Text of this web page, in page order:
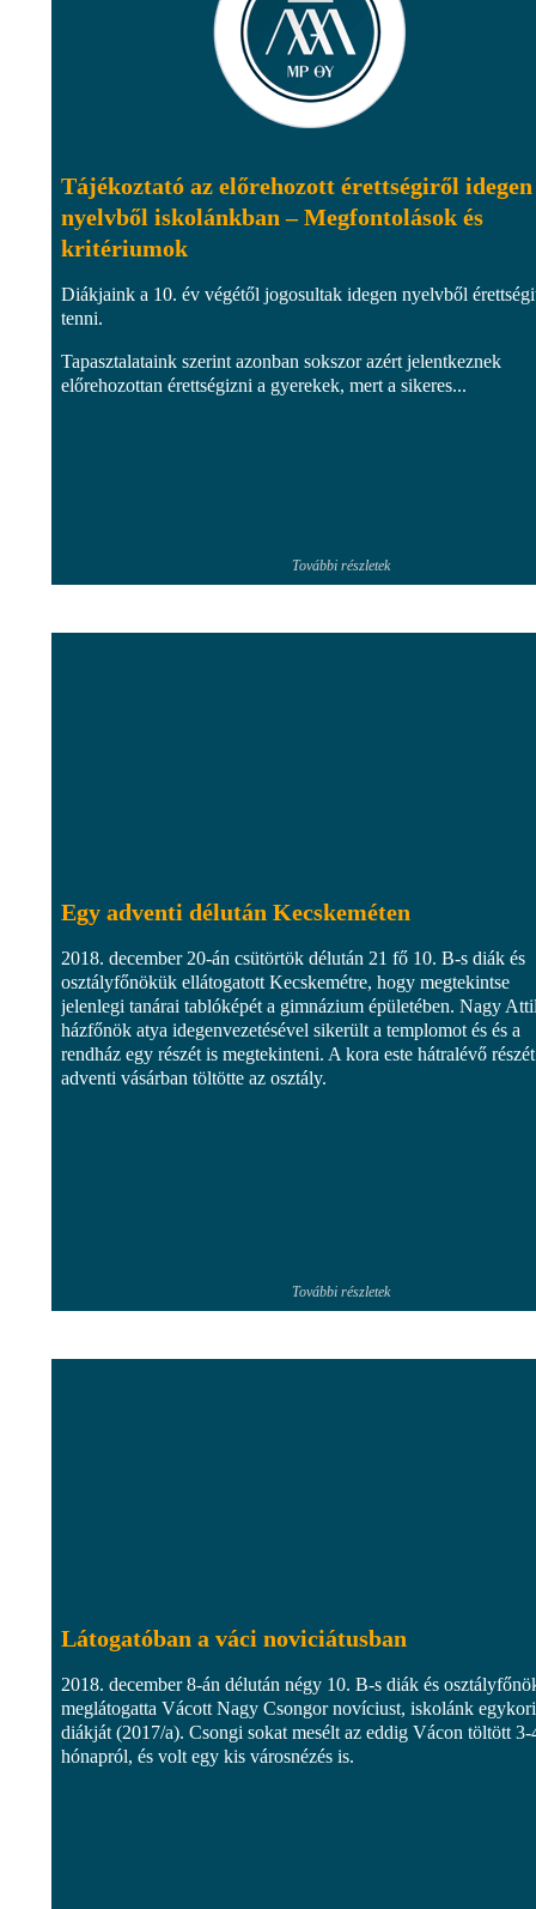
Tájékoztató az előrehozott érettségiről idegen
nyelvből iskolánkban – Megfontolások és
kritériumok
Diákjaink a 10. év végétől jogosultak idegen nyelvből
tenni.
Tapasztalataink szerint azonban sokszor azért jelentkeznek
előrehozottan érettségizni a gyerekek, mert a sikeres...
További részletek
Egy adventi délután Kecskeméten
2018. december 20-án csütörtök délután 21 fő 10. B-s diák és
osztályfőnökük ellátogatott Kecskemétre, hogy megtekintse
jelenlegi tanárai tablóképét a gimnázium épületében. Nagy
házfőnök atya idegenvezetésével sikerült a templomot és és a
rendház egy részét is megtekinteni. A kora este hátralévő
adventi vásárban töltötte az osztály.
További részletek
Látogatóban a váci noviciátusban
2018. december 8-án délután négy 10. B-s diák és
meglátogatta Vácott Nagy Csongor novíciust, iskolánk egykori
diákját (2017/a). Csongi sokat mesélt az eddig Vácon töltött 3-
hónapról, és volt egy kis városnézés is.